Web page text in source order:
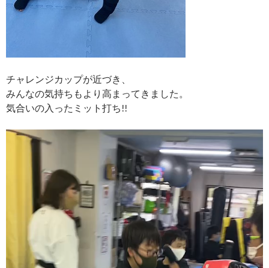
チャレンジカップが近づき、
みんなの気持ちもより高まってきました。
気合いの入ったミット打ち!!
動